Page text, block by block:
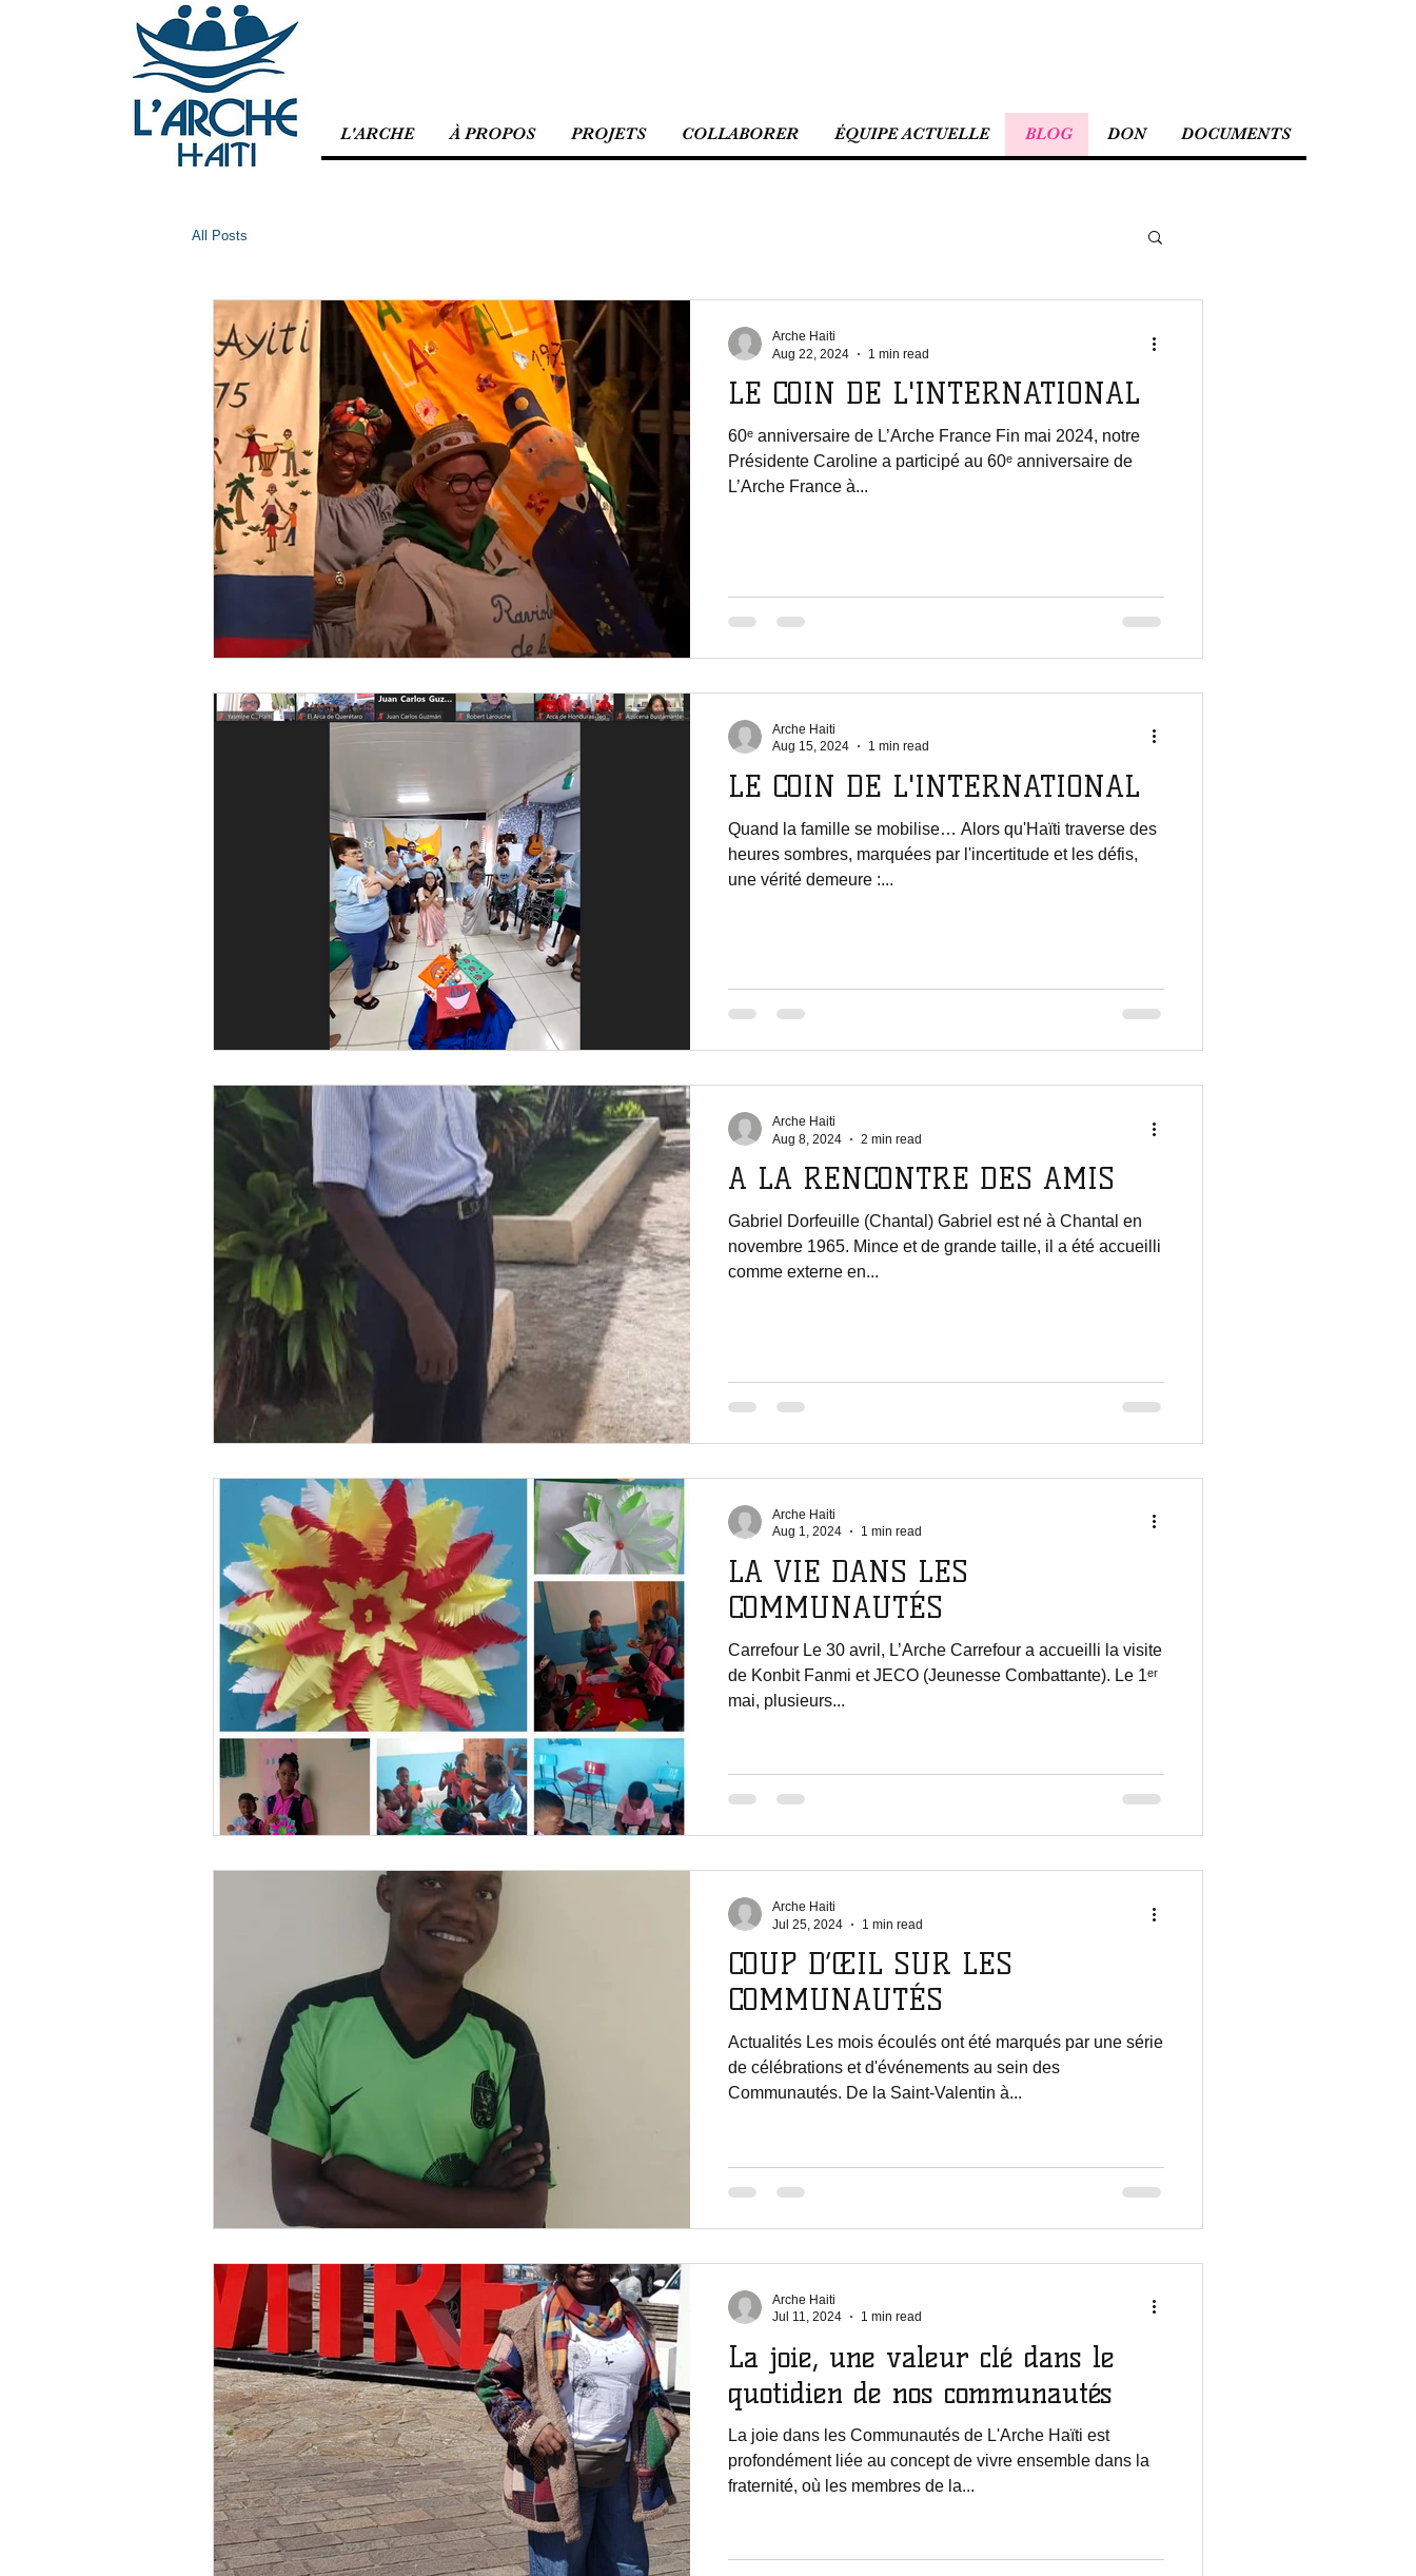
L'ARCHE À PROPOS PROJETS COLLABORER ÉQUIPE ACTUELLE BLOG DON DOCUMENTS
All Posts
LE COIN DE L'INTERNATIONAL
60ᵉ anniversaire de L’Arche France Fin mai 2024, notre
Présidente Caroline a participé au 60ᵉ anniversaire de
L’Arche France à...
Arche Haiti
Aug 22, 2024
1 min read
LE COIN DE L'INTERNATIONAL
Quand la famille se mobilise… Alors qu'Haïti traverse des
heures sombres, marquées par l'incertitude et les défis,
une vérité demeure :...
Arche Haiti
Aug 15, 2024
1 min read
A LA RENCONTRE DES AMIS
Gabriel Dorfeuille (Chantal) Gabriel est né à Chantal en
novembre 1965. Mince et de grande taille, il a été accueilli
comme externe en...
Arche Haiti
Aug 8, 2024
2 min read
LA VIE DANS LES
COMMUNAUTÉS
Carrefour Le 30 avril, L’Arche Carrefour a accueilli la visite
de Konbit Fanmi et JECO (Jeunesse Combattante). Le 1ᵉʳ
mai, plusieurs...
Arche Haiti
Aug 1, 2024
1 min read
COUP D’ŒIL SUR LES
COMMUNAUTÉS
Actualités Les mois écoulés ont été marqués par une série
de célébrations et d'événements au sein des
Communautés. De la Saint-Valentin à...
Arche Haiti
Jul 25, 2024
1 min read
La joie, une valeur clé dans le
quotidien de nos communautés
La joie dans les Communautés de L'Arche Haïti est
profondément liée au concept de vivre ensemble dans la
fraternité, où les membres de la...
Arche Haiti
Jul 11, 2024
1 min read